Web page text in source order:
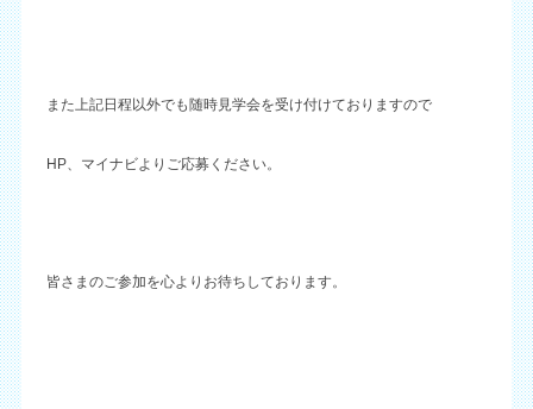
また上記日程以外でも随時見学会を受け付けておりますので
HP、マイナビよりご応募ください。
皆さまのご参加を心よりお待ちしております。